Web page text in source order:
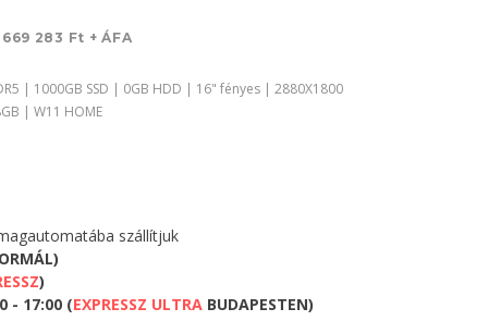
669 283 Ft + ÁFA
| 1000GB SSD | 0GB HDD | 16" fényes | 2880X1800
| W11 HOME
szállítjuk
)
- 17:00 (EXPRESSZ ULTRA BUDAPESTEN)